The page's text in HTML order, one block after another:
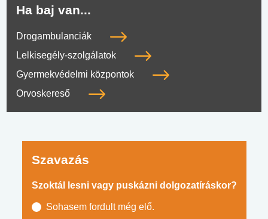
Ha baj van...
Drogambulanciák
Lelkisegély-szolgálatok
Gyermekvédelmi központok
Orvoskereső
Szavazás
Szoktál lesni vagy puskázni dolgozatíráskor?
Sohasem fordult még elő.